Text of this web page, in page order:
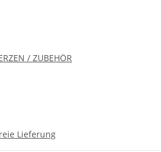
/ ZUBEHÖR
Lieferung